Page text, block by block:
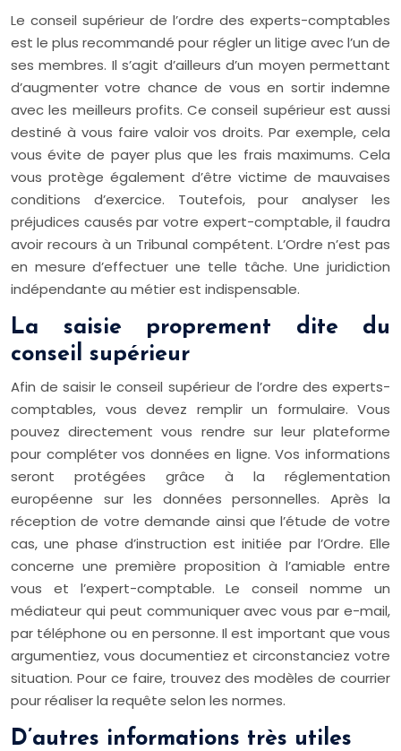
Le conseil supérieur de l’ordre des experts-comptables
est le plus recommandé pour régler un litige avec l’un de
ses membres. Il s’agit d’ailleurs d’un moyen permettant
d’augmenter votre chance de vous en sortir indemne
avec les meilleurs profits. Ce conseil supérieur est aussi
destiné à vous faire valoir vos droits. Par exemple, cela
vous évite de payer plus que les frais maximums. Cela
vous protège également d’être victime de mauvaises
conditions d’exercice. Toutefois, pour analyser les
préjudices causés par votre expert-comptable, il faudra
avoir recours à un Tribunal compétent. L’Ordre n’est pas
en mesure d’effectuer une telle tâche. Une juridiction
indépendante au métier est indispensable.
La saisie proprement dite du
conseil supérieur
Afin de saisir le conseil supérieur de l’ordre des experts-
comptables, vous devez remplir un formulaire. Vous
pouvez directement vous rendre sur leur plateforme
pour compléter vos données en ligne. Vos informations
seront protégées grâce à la réglementation
européenne sur les données personnelles. Après la
réception de votre demande ainsi que l’étude de votre
cas, une phase d’instruction est initiée par l’Ordre. Elle
concerne une première proposition à l’amiable entre
vous et l’expert-comptable. Le conseil nomme un
médiateur qui peut communiquer avec vous par e-mail,
par téléphone ou en personne. Il est important que vous
argumentiez, vous documentiez et circonstanciez votre
situation. Pour ce faire, trouvez des modèles de courrier
pour réaliser la requête selon les normes.
D’autres informations très utiles